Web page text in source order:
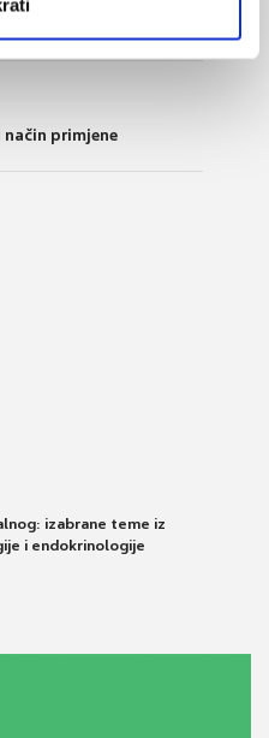
primjene
izabrane teme iz
i endokrinologije